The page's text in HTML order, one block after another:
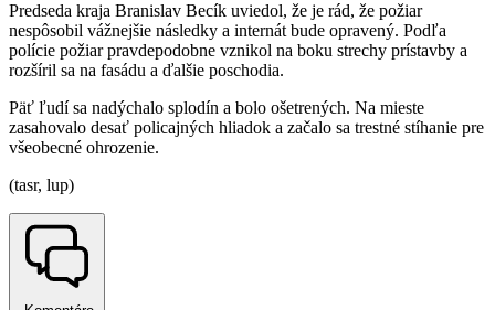
Predseda kraja Branislav Becík uviedol, že je rád, že požiar
nespôsobil vážnejšie následky a internát bude opravený. Podľa
polície požiar pravdepodobne vznikol na boku strechy prístavby a
rozšíril sa na fasádu a ďalšie poschodia.
Päť ľudí sa nadýchalo splodín a bolo ošetrených. Na mieste
zasahovalo desať policajných hliadok a začalo sa trestné stíhanie pre
všeobecné ohrozenie.
(tasr, lup)